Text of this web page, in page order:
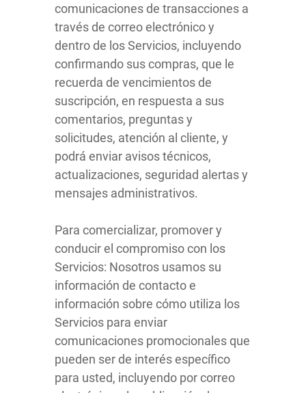
comunicaciones de transacciones a
través de correo electrónico y
dentro de los Servicios, incluyendo
confirmando sus compras, que le
recuerda de vencimientos de
suscripción, en respuesta a sus
comentarios, preguntas y
solicitudes, atención al cliente, y
podrá enviar avisos técnicos,
actualizaciones, seguridad alertas y
mensajes administrativos.
Para comercializar, promover y
conducir el compromiso con los
Servicios: Nosotros usamos su
información de contacto e
información sobre cómo utiliza los
Servicios para enviar
comunicaciones promocionales que
pueden ser de interés específico
para usted, incluyendo por correo